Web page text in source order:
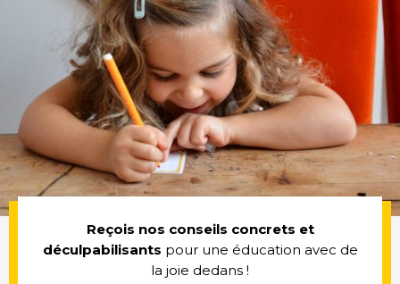
Reçois nos conseils concrets et
déculpabilisants pour une éducation avec de
la joie dedans !